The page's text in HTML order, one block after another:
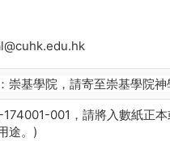
崇基學院，請寄至崇基學院神
001，請將入數紙正
途。)